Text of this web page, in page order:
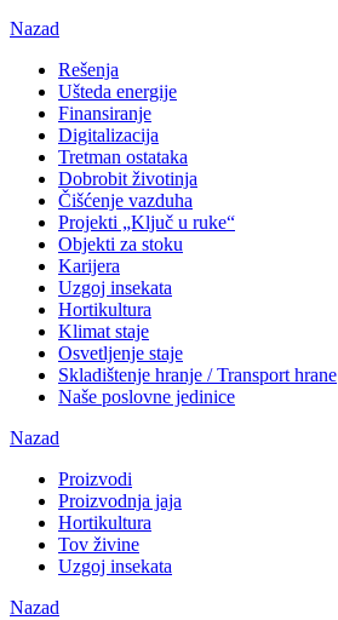
Nazad
Rešenja
Ušteda energije
Finansiranje
Digitalizacija
Tretman ostataka
Dobrobit životinja
Čišćenje vazduha
Projekti „Ključ u ruke“
Objekti za stoku
Karijera
Uzgoj insekata
Hortikultura
Klimat staje
Osvetljenje staje
Skladištenje hranje / Transport hrane
Naše poslovne jedinice
Nazad
Proizvodi
Proizvodnja jaja
Hortikultura
Tov živine
Uzgoj insekata
Nazad